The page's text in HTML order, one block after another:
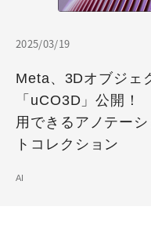
2025/03/19
Meta、3Dオブジェ
「uCO3D」公開
用できるアノテー
トコレクション
AI